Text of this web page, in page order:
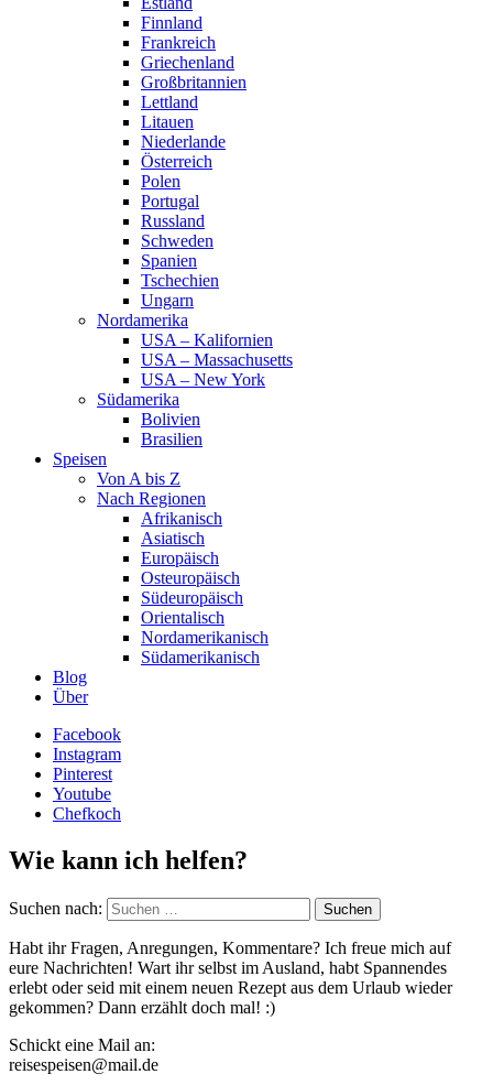
Finnland
Frankreich
Griechenland
Großbritannien
Lettland
Litauen
Niederlande
Österreich
Polen
Portugal
Russland
Schweden
Spanien
Tschechien
Ungarn
Nordamerika
USA – Kalifornien
USA – Massachusetts
USA – New York
Südamerika
Bolivien
Brasilien
Speisen
Von A bis Z
Nach Regionen
Afrikanisch
Asiatisch
Europäisch
Osteuropäisch
Südeuropäisch
Orientalisch
Nordamerikanisch
Südamerikanisch
Blog
Über
Facebook
Instagram
Pinterest
Youtube
Chefkoch
Wie kann ich helfen?
Suchen nach:
Habt ihr Fragen, Anregungen, Kommentare? Ich freue mich auf
eure Nachrichten! Wart ihr selbst im Ausland, habt Spannendes
erlebt oder seid mit einem neuen Rezept aus dem Urlaub wieder
gekommen? Dann erzählt doch mal! :)
Schickt eine Mail an:
reisespeisen@mail.de